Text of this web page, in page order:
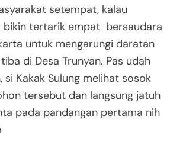
setempat, kalau
bikin tertarik empat bersaudara
untuk mengarungi daratan
di Desa Trunyan. Pas udah
si Kakak Sulung melihat sosok
tersebut dan langsung jatuh
pada pandangan pertama nih